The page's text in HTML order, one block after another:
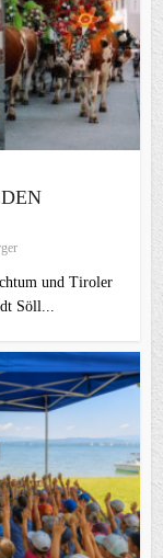
und Tiroler
Söll...